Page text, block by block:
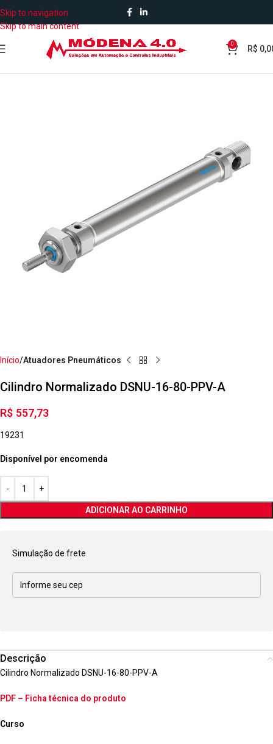
Skip to navigation
Skip to main content
0 R$
Início Atuadores Pneumáticos
Cilindro Normalizado DSNU-16-80-PPV-A
R$ 557,73
19231
Disponível por encomenda
ADICIONAR AO CARRINHO
Simulação de frete
Descrição
Cilindro Normalizado DSNU-16-80-PPV-A
PDF – Ficha técnica do produto
Curso